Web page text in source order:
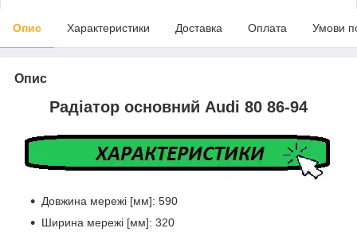
Опис Характеристики Доставка Оплата Умови
Опис
Радіатор основний Audi 80 86-94
Довжина мережі [мм]: 590
Ширина мережі [мм]: 320